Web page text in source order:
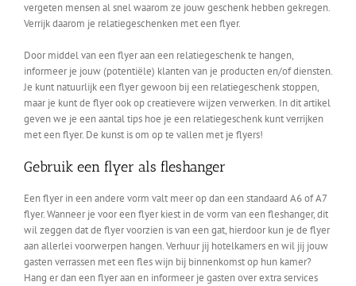
vergeten mensen al snel waarom ze jouw geschenk hebben gekregen.
Verrijk daarom je relatiegeschenken met een flyer.
Door middel van een flyer aan een relatiegeschenk te hangen,
informeer je jouw (potentiële) klanten van je producten en/of diensten.
Je kunt natuurlijk een flyer gewoon bij een relatiegeschenk stoppen,
maar je kunt de flyer ook op creatievere wijzen verwerken. In dit artikel
geven we je een aantal tips hoe je een relatiegeschenk kunt verrijken
met een flyer. De kunst is om op te vallen met je flyers!
Gebruik een flyer als fleshanger
Een flyer in een andere vorm valt meer op dan een standaard A6 of A7
flyer. Wanneer je voor een flyer kiest in de vorm van een fleshanger, dit
wil zeggen dat de flyer voorzien is van een gat, hierdoor kun je de flyer
aan allerlei voorwerpen hangen. Verhuur jij hotelkamers en wil jij jouw
gasten verrassen met een fles wijn bij binnenkomst op hun kamer?
Hang er dan een flyer aan en informeer je gasten over extra services